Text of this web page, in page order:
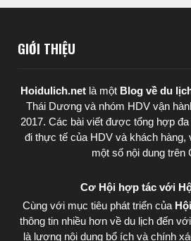
GIỚI THIỆU
Hoidulich.net là một Blog về du
Thái Dươngvà nhóm HDV vận
2017. Các bài viết được tổng hợp
đi thực tế của HDV và khách hàng,
một số nội dung trên
Cơ Hội hợp tác với
Cùng với mục tiêu phát triển của
thông tin nhiều hơn về du lịch đến
là lượng nội dung bổ ích và chính